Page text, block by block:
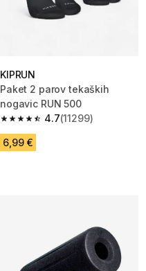
KIPRUN
Paket 2 parov tekaških
nogavic RUN 500
4.7
4.7 od 5 zvezdic from 11299
(11299)
6,99 €